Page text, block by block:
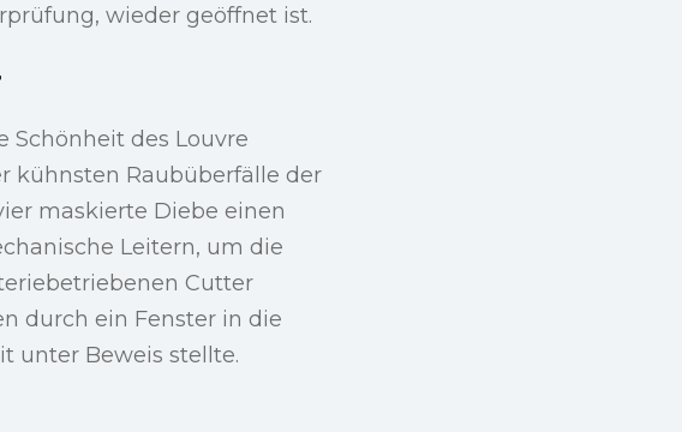
wieder geöffnet ist.
des Louvre
kühnsten Raubüberfälle der
maskierte Diebe einen
Leitern, um die
Cutter
durch ein Fenster in die
unter Beweis stellte.